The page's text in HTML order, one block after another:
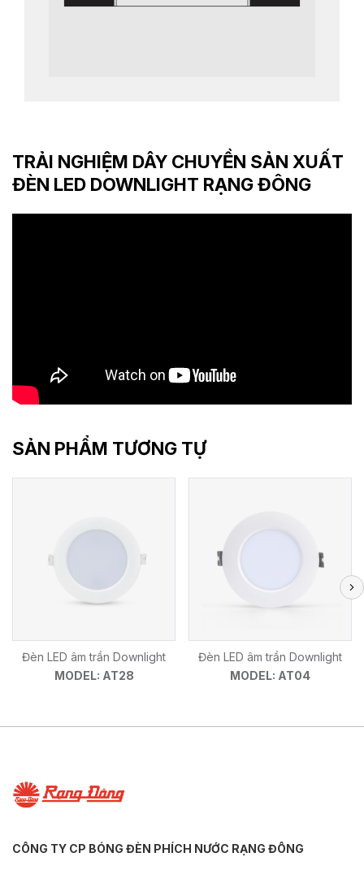
TRẢI NGHIỆM DÂY CHUYỀN SẢN XUẤT
ĐÈN LED DOWNLIGHT RẠNG ĐÔNG
SẢN PHẨM TƯƠNG TỰ
Đèn LED âm trần Downlight
MODEL: AT28
Đèn LED âm trần Downlight
MODEL: AT04
CÔNG TY CP BÓNG ĐÈN PHÍCH NƯỚC RẠNG ĐÔNG